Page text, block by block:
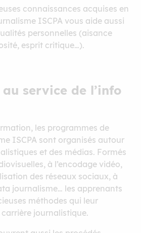
connaissances acquises en
ISCPA vous aide aussi
personnelles (aisance
esprit critique…).
service de l’info
les programmes de
ISCPA sont organisés autour
et des médias. Formés
à l’encodage vidéo,
des réseaux sociaux, à
journalisme… les apprenants
méthodes qui leur
journalistique.